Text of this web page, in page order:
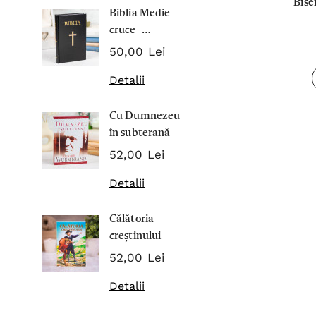
Biblia Medie
cruce -
Cartonata 063
50,00 Lei
Detalii
Cu Dumnezeu
în subterană
52,00 Lei
Detalii
Călătoria
creștinului
52,00 Lei
Detalii
Inima